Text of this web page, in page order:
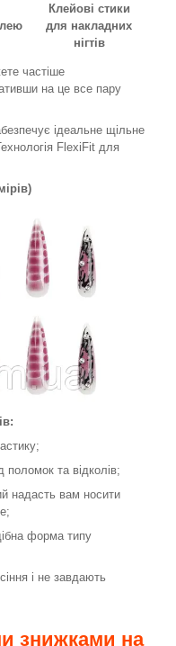
Клейові стики
для накладних
нігтів
частіше
на це все пару
ідеальне щільне
FlexiFit для
поломок та відколів;
надасть вам носити
форма типу
і не завдають
знижками на